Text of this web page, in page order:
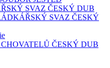
SVAZ ČESKÝ DUB
SVAZ ČESKÝ
ČESKÝ DUB